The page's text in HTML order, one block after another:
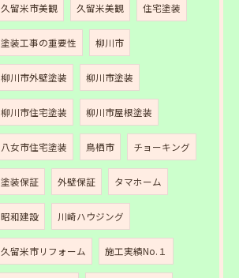
久留米市美観 久留米美観 住宅塗装
塗装工事の重要性 柳川市
柳川市外壁塗装 柳川市塗装
柳川市住宅塗装 柳川市屋根塗装
八女市住宅塗装 鳥栖市 チョーキング
塗装保証 外壁保証 タマホーム
昭和建設 川崎ハウジング
久留米市リフォーム 施工実績No.１